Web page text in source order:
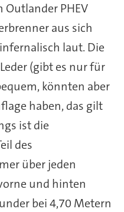
Outlander PHEV
aus sich
laut. Die
(gibt es nur für
könnten aber
haben, das gilt
ist die
des
über jeden
und hinten
bei 4,70 Metern